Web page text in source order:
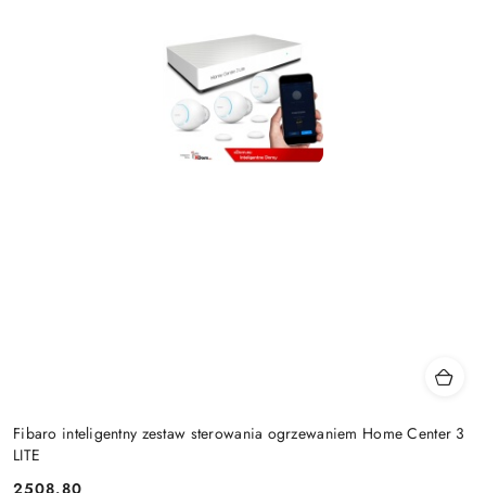
Fibaro inteligentny zestaw sterowania ogrzewaniem Home Center 3
LITE
2508.80